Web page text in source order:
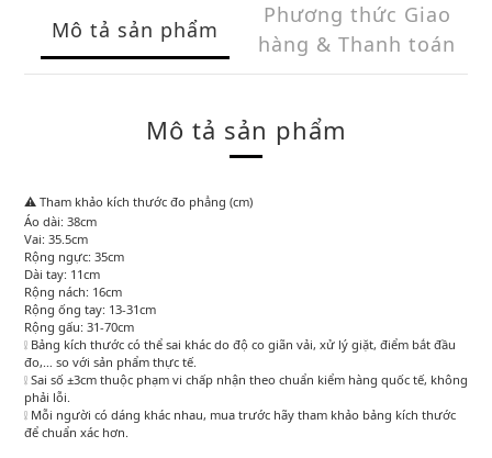
Mô tả sản phẩm
Phương thức Giao
hàng & Thanh toán
Mô tả sản phẩm
⚠️ Tham khảo kích thước đo phẳng (cm)
Áo dài: 38cm
Vai: 35.5cm
Rộng ngực: 35cm
Dài tay: 11cm
Rộng nách: 16cm
Rộng ống tay: 13-31cm
Rộng gấu: 31-70cm
❕ Bảng kích thước có thể sai khác do độ co giãn vải, xử lý giặt, điểm bắt đầu
đo,… so với sản phẩm thực tế.
❕ Sai số ±3cm thuộc phạm vi chấp nhận theo chuẩn kiểm hàng quốc tế, không
phải lỗi.
❕ Mỗi người có dáng khác nhau, mua trước hãy tham khảo bảng kích thước
để chuẩn xác hơn.